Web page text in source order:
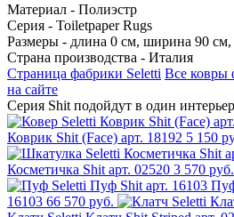
Материал - Полиэстр
Серия - Toiletpaper Rugs
Размеры - длина 0 см, ширина 90 см,
Страна производства - Италия
Страница фабрики Seletti Все ковры
на сайте
Серия Shit подойдут в один интерьер
Коврик Shit (Face) арт. 18192 5 150
Косметичка Shit арт. 02520 3 570 руб.
16103 66 570 руб.